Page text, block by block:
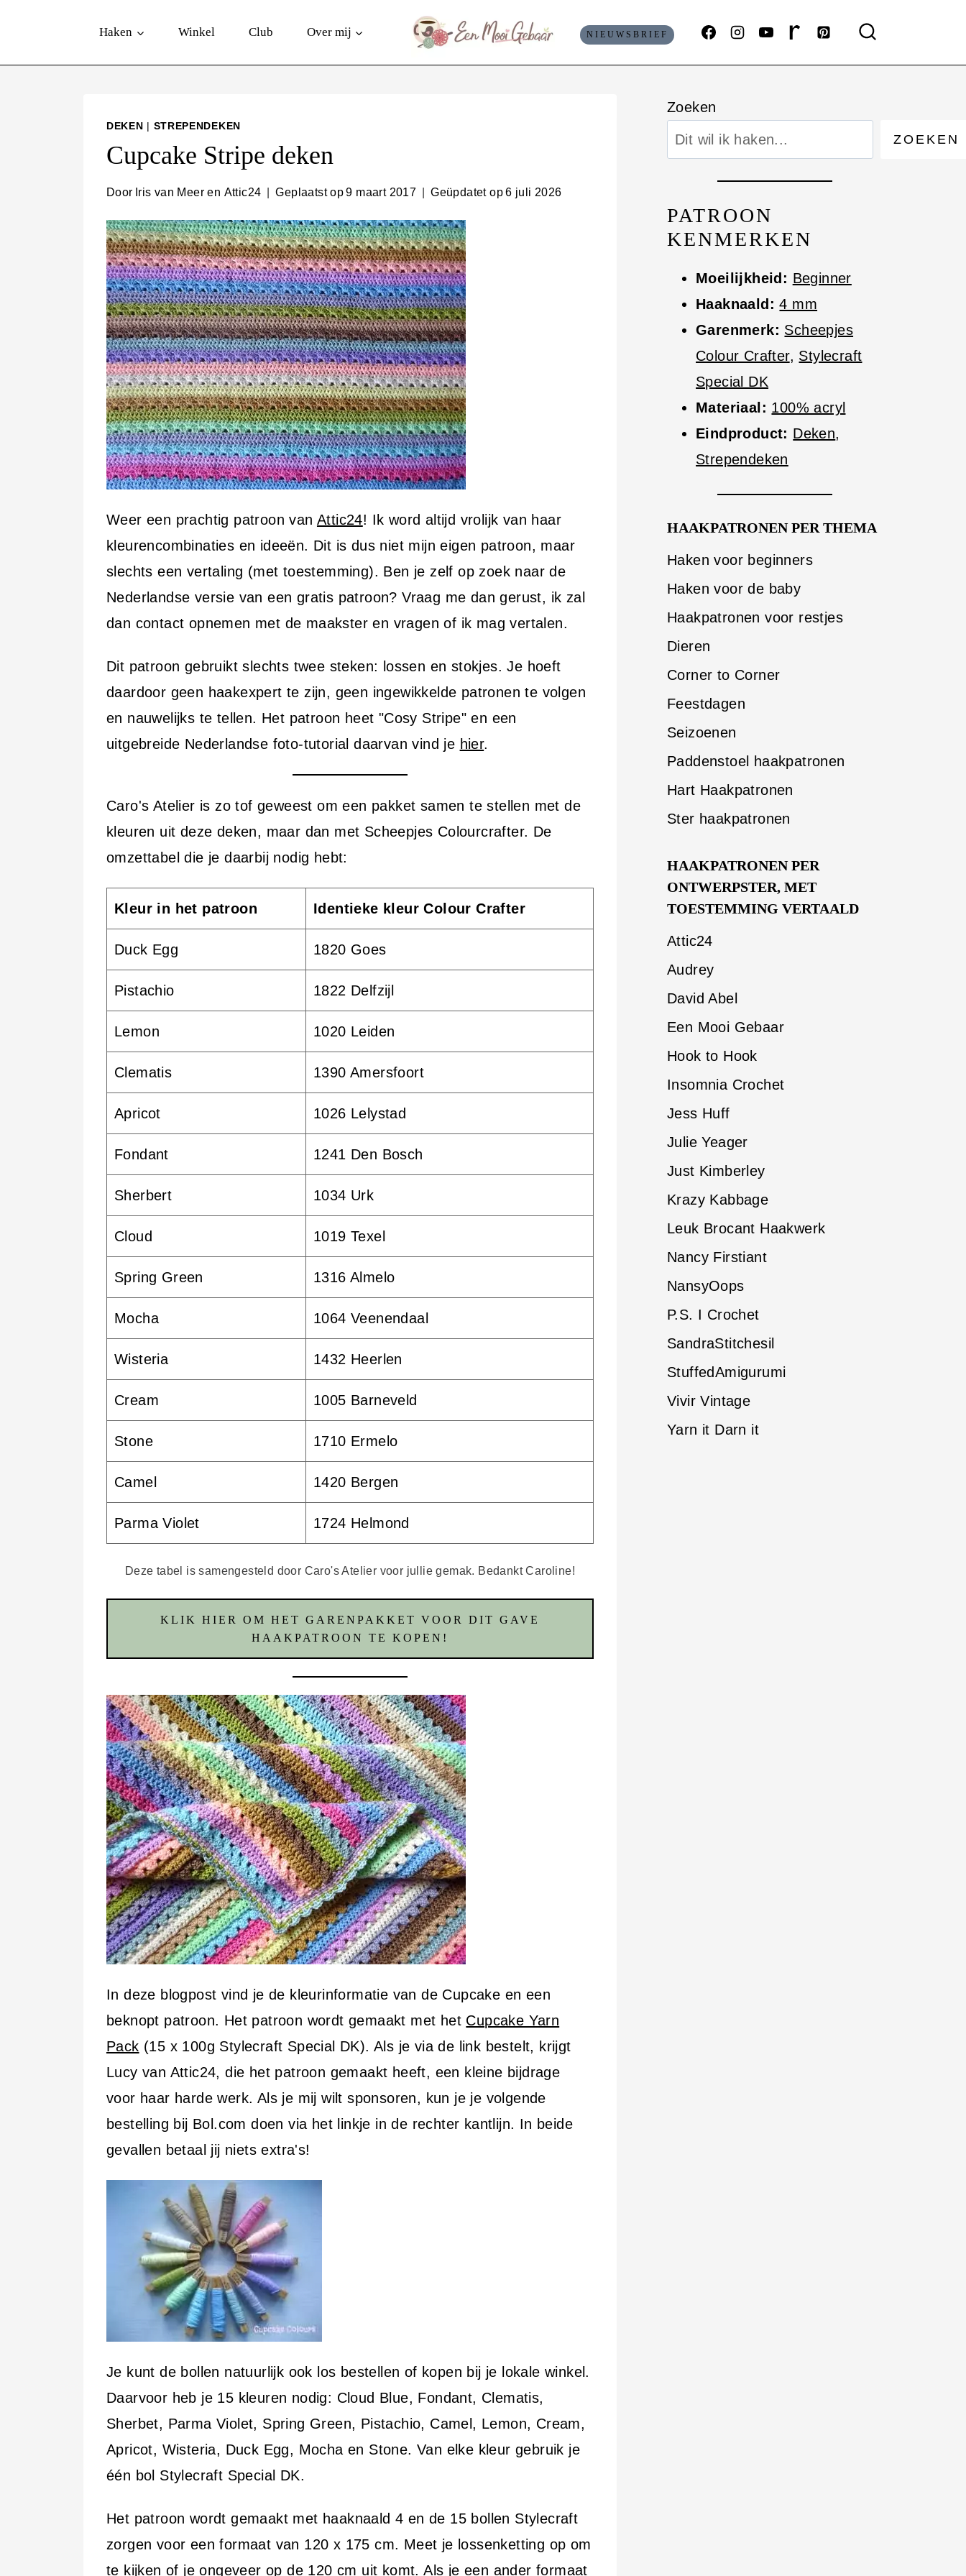
o
Haken Winkel Club Over mij NIEUWSBRIEF
DEKEN | STREPENDEKEN
Cupcake Stripe deken
Door Iris van Meer en Attic24 Geplaatst op9 maart 2017 Geüpdatet op6 juli 2026
Weer een prachtig patroon van Attic24! Ik word altijd vrolijk van haar
kleurencombinaties en ideeën. Dit is dus niet mijn eigen patroon, maar
slechts een vertaling (met toestemming). Ben je zelf op zoek naar de
Nederlandse versie van een gratis patroon? Vraag me dan gerust, ik zal
dan contact opnemen met de maakster en vragen of ik mag vertalen.
Dit patroon gebruikt slechts twee steken: lossen en stokjes. Je hoeft
daardoor geen haakexpert te zijn, geen ingewikkelde patronen te volgen
en nauwelijks te tellen. Het patroon heet "Cosy Stripe" en een
uitgebreide Nederlandse foto-tutorial daarvan vind je hier.
Caro's Atelier is zo tof geweest om een pakket samen te stellen met de
kleuren uit deze deken, maar dan met Scheepjes Colourcrafter. De
omzettabel die je daarbij nodig hebt:
Kleur in het patroon Identieke kleur Colour Crafter
Duck Egg 1820 Goes
Pistachio 1822 Delfzijl
Lemon 1020 Leiden
Clematis 1390 Amersfoort
Apricot 1026 Lelystad
Fondant 1241 Den Bosch
Sherbert 1034 Urk
Cloud 1019 Texel
Spring Green 1316 Almelo
Mocha 1064 Veenendaal
Wisteria 1432 Heerlen
Cream 1005 Barneveld
Stone 1710 Ermelo
Camel 1420 Bergen
Parma Violet 1724 Helmond
Deze tabel is samengesteld door Caro's Atelier voor jullie gemak. Bedankt Caroline!
KLIK HIER OM HET GARENPAKKET VOOR DIT GAVE
HAAKPATROON TE KOPEN!
In deze blogpost vind je de kleurinformatie van de Cupcake en een
beknopt patroon. Het patroon wordt gemaakt met het Cupcake Yarn
Pack (15 x 100g Stylecraft Special DK). Als je via de link bestelt, krijgt
Lucy van Attic24, die het patroon gemaakt heeft, een kleine bijdrage
voor haar harde werk. Als je mij wilt sponsoren, kun je je volgende
bestelling bij Bol.com doen via het linkje in de rechter kantlijn. In beide
gevallen betaal jij niets extra's!
Je kunt de bollen natuurlijk ook los bestellen of kopen bij je lokale winkel.
Daarvoor heb je 15 kleuren nodig: Cloud Blue, Fondant, Clematis,
Sherbet, Parma Violet, Spring Green, Pistachio, Camel, Lemon, Cream,
Apricot, Wisteria, Duck Egg, Mocha en Stone. Van elke kleur gebruik je
één bol Stylecraft Special DK.
Het patroon wordt gemaakt met haaknaald 4 en de 15 bollen Stylecraft
zorgen voor een formaat van 120 x 175 cm. Meet je lossenketting op om
te kijken of je ongeveer op de 120 cm uit komt. Als je een ander formaat
Zoeken
ZOEKEN
PATROON
KENMERKEN
Moeilijkheid: Beginner
Haaknaald: 4 mm
Garenmerk: Scheepjes
Colour Crafter, Stylecraft
Special DK
Materiaal: 100% acryl
Eindproduct: Deken,
Strependeken
HAAKPATRONEN PER THEMA
Haken voor beginners
Haken voor de baby
Haakpatronen voor restjes
Dieren
Corner to Corner
Feestdagen
Seizoenen
Paddenstoel haakpatronen
Hart Haakpatronen
Ster haakpatronen
HAAKPATRONEN PER
ONTWERPSTER, MET
TOESTEMMING VERTAALD
Attic24
Audrey
David Abel
Een Mooi Gebaar
Hook to Hook
Insomnia Crochet
Jess Huff
Julie Yeager
Just Kimberley
Krazy Kabbage
Leuk Brocant Haakwerk
Nancy Firstiant
NansyOops
P.S. I Crochet
SandraStitchesil
StuffedAmigurumi
Vivir Vintage
Yarn it Darn it